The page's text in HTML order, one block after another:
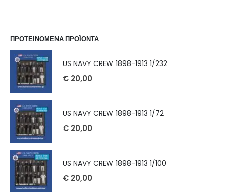
ΠΡΟΤΕΙΝΟΜΕΝΑ ΠΡΟΪΟΝΤΑ
US NAVY CREW 1898-1913 1/232
€ 20,00
US NAVY CREW 1898-1913 1/72
€ 20,00
US NAVY CREW 1898-1913 1/100
€ 20,00